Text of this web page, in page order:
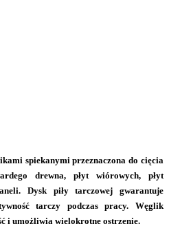
spiekanymiprzeznaczona do cięcia
drewna, płyt wiórowych, płyt
Dysk piły tarczowej gwarantuje
tarczy podczas pracy. Węglik
i umożliwia wielokrotne ostrzenie.